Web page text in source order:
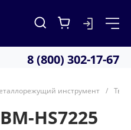
8 (800) 302-17-67
инструмент /
HS7225